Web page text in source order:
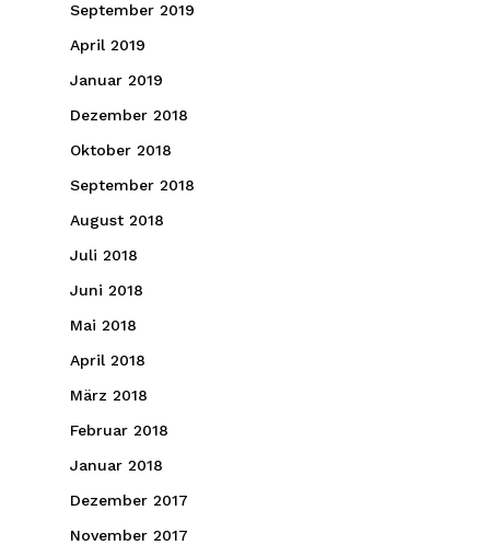
September 2019
April 2019
Januar 2019
Dezember 2018
Oktober 2018
September 2018
August 2018
Juli 2018
Juni 2018
Mai 2018
April 2018
März 2018
Februar 2018
Januar 2018
Dezember 2017
November 2017